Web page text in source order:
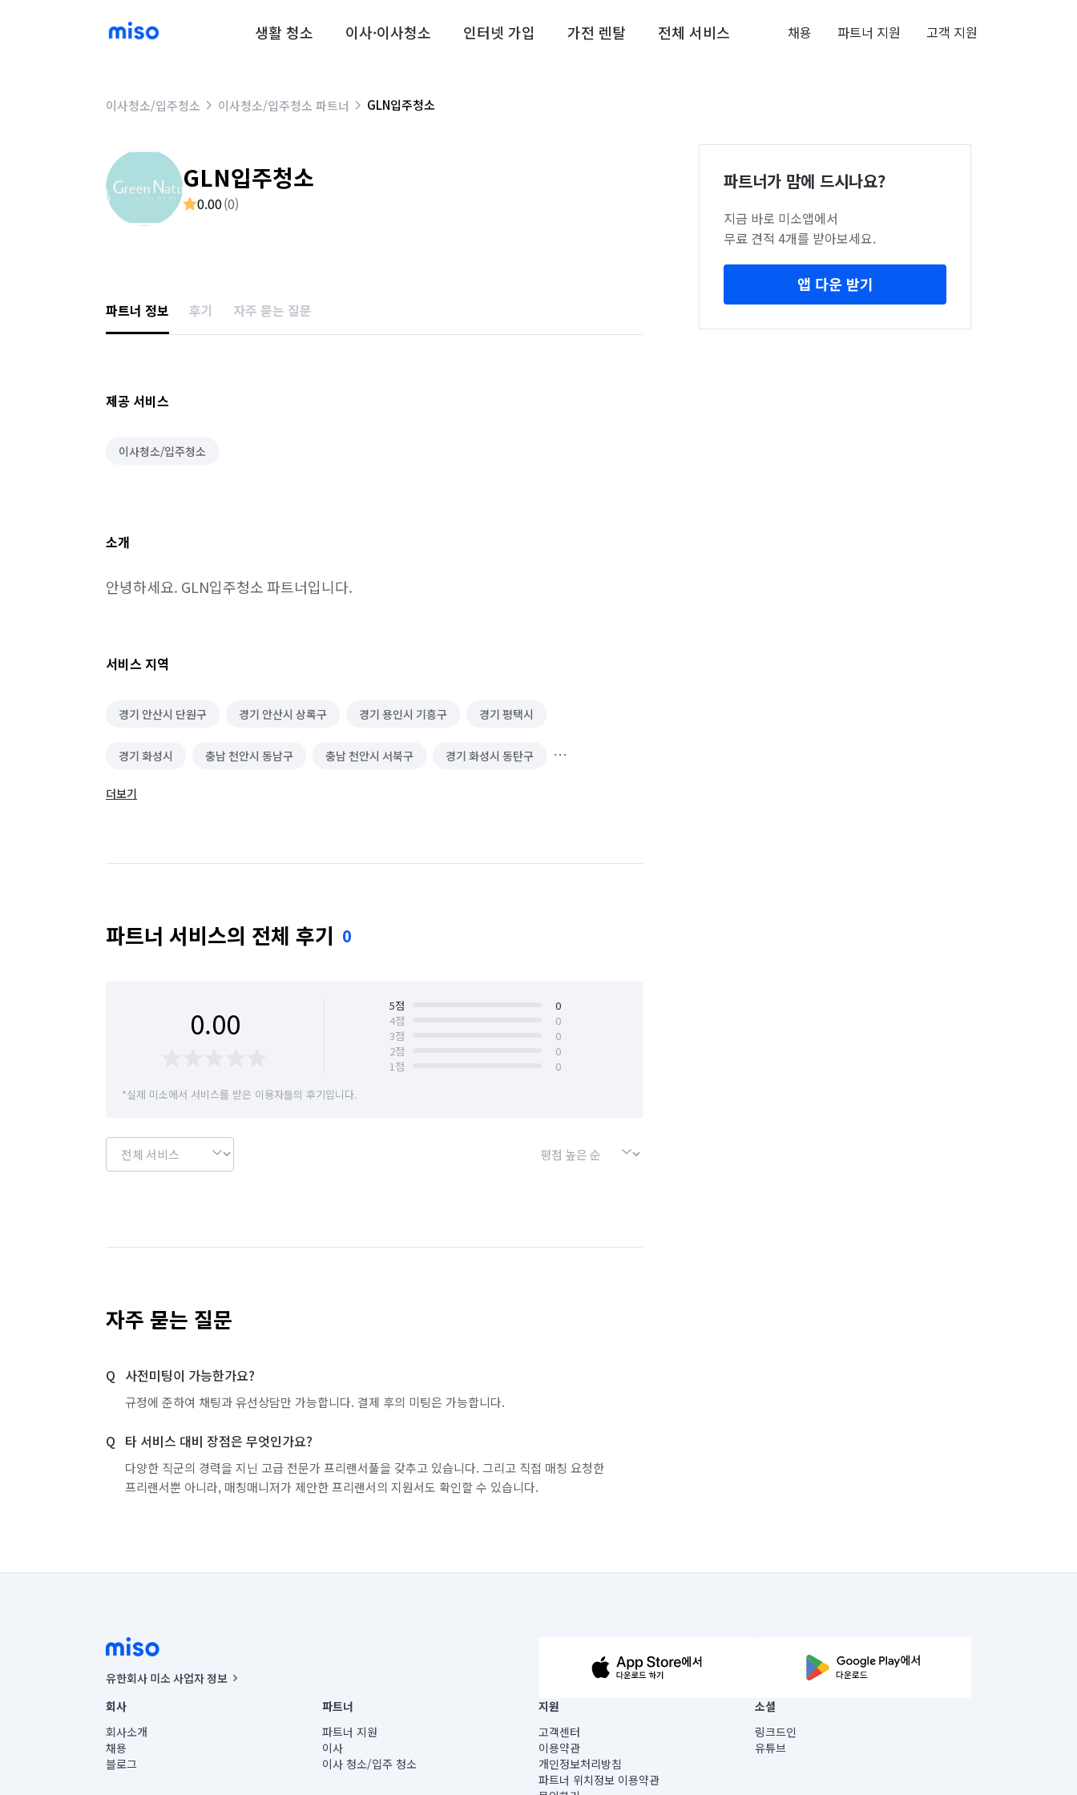
생활 청소 이사·이사청소 인터넷 가입 가전 렌탈 전체 서비스 채용 파트너 지원 고객 지원
이사청소/입주청소 이사청소/입주청소 파트너 GLN입주청소
GLN입주청소
0.00(0)
파트너 정보 후기 자주 묻는 질문
제공 서비스
이사청소/입주청소
소개
안녕하세요. GLN입주청소 파트너입니다.
서비스 지역
경기 안산시 단원구 경기 안산시 상록구 경기 용인시 기흥구 경기 평택시
경기 화성시 충남 천안시 동남구 충남 천안시 서북구 경기 화성시 동탄구
경기 화성시 효행구
더보기
파트너 서비스의 전체 후기 0
0.00 5점
0
4점
0
3점
0
2점
0
1점
0
*실제 미소에서 서비스를 받은 이용자들의 후기입니다.
자주 묻는 질문
사전미팅이 가능한가요?
규정에 준하여 채팅과 유선상담만 가능합니다. 결제 후의 미팅은 가능합니다.
타 서비스 대비 장점은 무엇인가요?
다양한 직군의 경력을 지닌 고급 전문가 프리랜서풀을 갖추고 있습니다. 그리고 직접 매칭 요청한
프리랜서뿐 아니라, 매칭매니저가 제안한 프리랜서의 지원서도 확인할 수 있습니다.
파트너가 맘에 드시나요?
지금 바로 미소앱에서
무료 견적 4개를 받아보세요.
앱 다운 받기
유한회사 미소 사업자 정보
사업자등록번호 : 291-87-00271 | 인허가번호 : 2016-3220163-14-5-00019 |
통신판매신고번호 : 2024-서울종로-1400(공정거래위원회 정보) |
대표이사 : CHING VICTOR COLUMBIA RHEE
주소 | 본사: 서울특별시 종로구 율곡로 6(중학동, 트윈트리빌딩) B동 5층
컨택센터 : 서울특별시 종로구 수송동 율곡로 24, 7층, 8층 미소
회사
회사소개
채용
블로그
파트너
파트너 지원
이사
이사 청소/입주 청소
지원
고객센터
이용약관
개인정보처리방침
파트너 위치정보 이용약관
소셜
링크드인
유튜브